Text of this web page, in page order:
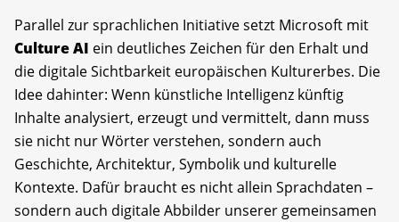
Parallel zur sprachlichen Initiative setzt Microsoft mit
Culture AI ein deutliches Zeichen für den Erhalt und
die digitale Sichtbarkeit europäischen Kulturerbes. Die
Idee dahinter: Wenn künstliche Intelligenz künftig
Inhalte analysiert, erzeugt und vermittelt, dann muss
sie nicht nur Wörter verstehen, sondern auch
Geschichte, Architektur, Symbolik und kulturelle
Kontexte. Dafür braucht es nicht allein Sprachdaten –
sondern auch digitale Abbilder unserer gemeinsamen